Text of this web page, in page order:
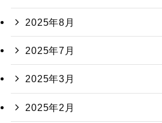
2025年8月
2025年7月
2025年3月
2025年2月